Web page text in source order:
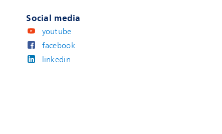
Social media
youtube
facebook
linkedin